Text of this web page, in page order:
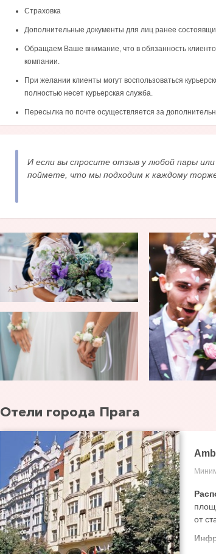
Страховка
Дополнительные документы для лиц ранее
Обращаем Ваше внимание, что в обязанность
компании.
При желании клиенты могут воспользоваться
полностью несет курьерская служба.
Пересылка по почте осуществляется за
И если вы спросите отзыв у любой пары
поймете, что мы подходим к каждому
Отели города Прага
от
WI